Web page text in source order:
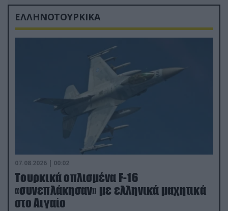
ΕΛΛΗΝΟΤΟΥΡΚΙΚΑ
07.08.2026 | 00:02
Τουρκικά οπλισμένα F-16
«συνεπλάκησαν» με ελληνικά μαχητικά
στο Αιγαίο